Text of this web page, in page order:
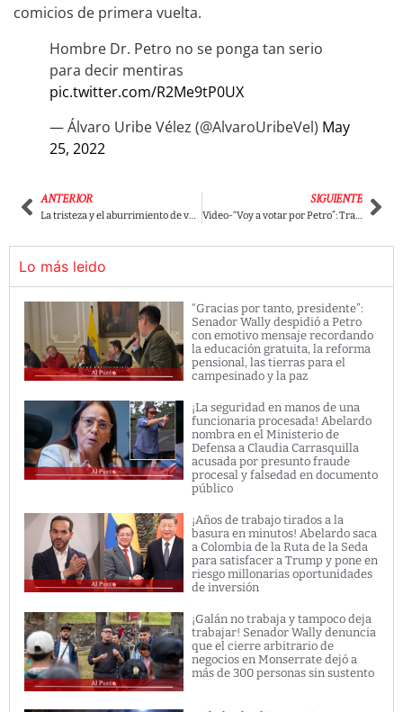
comicios de primera vuelta.
Hombre Dr. Petro no se ponga tan serio
para decir mentiras
pic.twitter.com/R2Me9tP0UX
— Álvaro Uribe Vélez (@AlvaroUribeVel) May
25, 2022
ANTERIOR SIGUIENTE
Lo más leido
“Gracias por tanto, presidente”:
Senador Wally despidió a Petro
con emotivo mensaje recordando
la educación gratuita, la reforma
pensional, las tierras para el
campesinado y la paz
¡La seguridad en manos de una
funcionaria procesada! Abelardo
nombra en el Ministerio de
Defensa a Claudia Carrasquilla
acusada por presunto fraude
procesal y falsedad en documento
público
¡Años de trabajo tirados a la
basura en minutos! Abelardo saca
a Colombia de la Ruta de la Seda
para satisfacer a Trump y pone en
riesgo millonarias oportunidades
de inversión
¡Galán no trabaja y tampoco deja
trabajar! Senador Wally denuncia
que el cierre arbitrario de
negocios en Monserrate dejó a
más de 300 personas sin sustento